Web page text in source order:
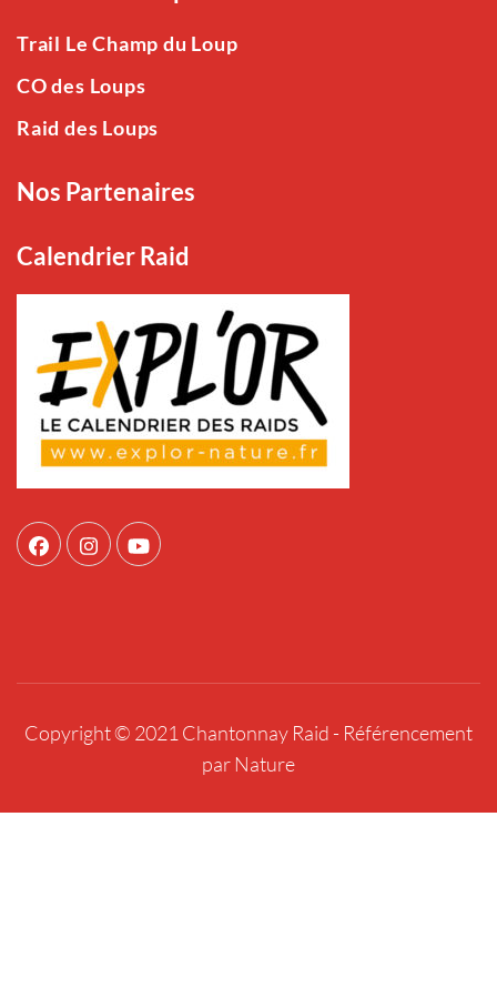
Trail Le Champ du Loup
CO des Loups
Raid des Loups
Nos Partenaires
Calendrier Raid
Copyright © 2021 Chantonnay Raid - Référencement
par Nature